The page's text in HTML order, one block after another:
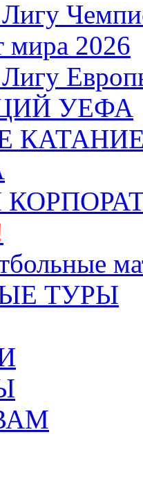
Лигу
мира 2026
УЕФА
ТУРЫ